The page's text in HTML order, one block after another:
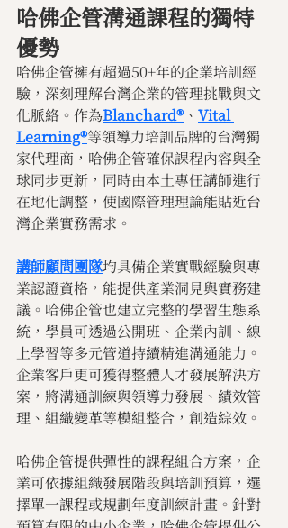
哈佛企管溝通課程的獨特
優勢
哈佛企管擁有超過50+年的企業培訓經
驗，深刻理解台灣企業的管理挑戰與文
化脈絡。作為Blanchard®、 Vital
Learning®等領導力培訓品牌的台灣獨
家代理商，哈佛企管確保課程內容與全
球同步更新，同時由本土專任講師進行
在地化調整，使國際管理理論能貼近台
灣企業實務需求。
講師顧問團隊均具備企業實戰經驗與專
業認證資格，能提供產業洞見與實務建
議。哈佛企管也建立完整的學習生態系
統，學員可透過公開班、企業內訓、線
上學習等多元管道持續精進溝通能力。
企業客戶更可獲得整體人才發展解決方
案，將溝通訓練與領導力發展、績效管
理、組織變革等模組整合，創造綜效。
哈佛企管提供彈性的課程組合方案，企
業可依據組織發展階段與培訓預算，選
擇單一課程或規劃年度訓練計畫。針對